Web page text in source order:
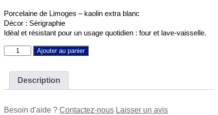
Porcelaine de Limoges – kaolin extra blanc
Décor : Sérigraphie
Idéal et résistant pour un usage quotidien : four et lave-vaisselle.
Plateau
quantity
Ajouter au panier
Description
Besoin d'aide ? Contactez-nous Laisser un avis